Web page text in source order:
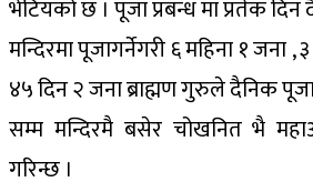
भेटियको छ । पूजा प्रबन्ध मा प्रतेक
मन्दिरमा पूजागर्नेगरी ६ महिना १ जना ,
४५ दिन २ जना ब्राह्मण गुरुले दैनिक
सम्म मन्दिरमै बसेर चोखनित भै
गरिन्छ ।